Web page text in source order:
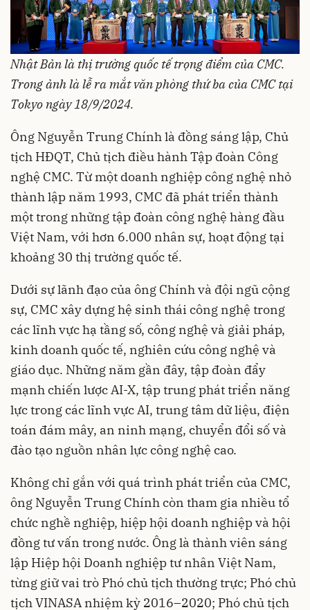
Nhật Bản là thịtrường quốc tếtrọng điểm của CMC.
Trongảnh là lễra mắt văn phòng thứba của CMC tại
Tokyo ngày 18/9/2024.
Ông Nguyễn Trung Chính là đồng sáng lập, Chủ
tịch HĐQT, Chủ tịch điều hành Tập đoàn Công
nghệ CMC. Từ một doanh nghiệp công nghệ nhỏ
thành lập năm 1993, CMC đã phát triển thành
một trong những tập đoàn công nghệ hàng đầu
Việt Nam, với hơn 6.000 nhân sự, hoạt động tại
khoảng 30 thị trường quốc tế.
Dưới sự lãnh đạo của ông Chính và đội ngũ cộng
sự, CMC xây dựng hệ sinh thái công nghệ trong
các lĩnh vực hạ tầng số, công nghệ và giải pháp,
kinh doanh quốc tế, nghiên cứu công nghệ và
giáo dục. Những năm gần đây, tập đoàn đẩy
mạnh chiến lược AI-X, tập trung phát triển năng
lực trong các lĩnh vực AI, trung tâm dữ liệu, điện
toán đám mây, an ninh mạng, chuyển đổi số và
đào tạo nguồn nhân lực công nghệ cao.
Không chỉ gắn với quá trình phát triển của CMC,
ông Nguyễn Trung Chính còn tham gia nhiều tổ
chức nghề nghiệp, hiệp hội doanh nghiệp và hội
đồng tư vấn trong nước. Ông là thành viên sáng
lập Hiệp hội Doanh nghiệp tư nhân Việt Nam,
từng giữ vai trò Phó chủ tịch thường trực; Phó chủ
tịch VINASA nhiệm kỳ 2016–2020; Phó chủ tịch